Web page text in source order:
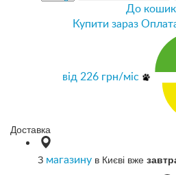
До
Купити зараз
від 226 грн/міс
Доставка
З магазину в Києві вже